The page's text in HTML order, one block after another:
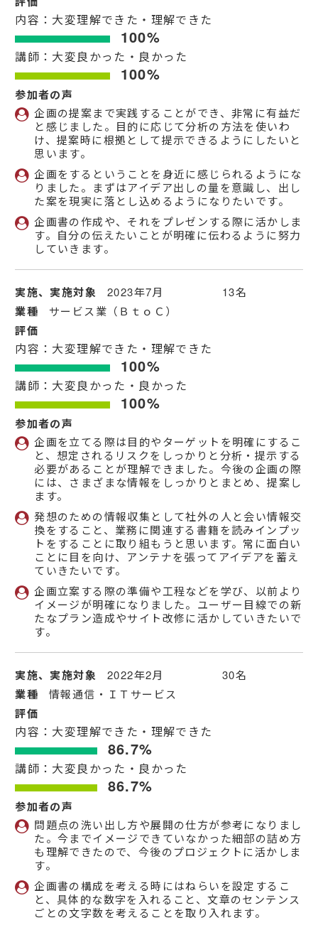
内容：大変理解できた・理解できた
100%
講師：大変良かった・良かった
100%
参加者の声
企画の提案まで実践することができ、非常に有益だ
と感じました。目的に応じて分析の方法を使いわ
け、提案時に根拠として提示できるようにしたいと
思います。
企画をするということを身近に感じられるようにな
りました。まずはアイデア出しの量を意識し、出し
た案を現実に落とし込めるようになりたいです。
企画書の作成や、それをプレゼンする際に活かしま
す。自分の伝えたいことが明確に伝わるように努力
していきます。
実施、実施対象 2023年7月 13名
業種 サービス業（ＢｔｏＣ）
評価
内容：大変理解できた・理解できた
100%
講師：大変良かった・良かった
100%
参加者の声
企画を立てる際は目的やターゲットを明確にするこ
と、想定されるリスクをしっかりと分析・提示する
必要があることが理解できました。今後の企画の際
には、さまざまな情報をしっかりとまとめ、提案し
ます。
発想のための情報収集として社外の人と会い情報交
換をすること、業務に関連する書籍を読みインプッ
トをすることに取り組もうと思います。常に面白い
ことに目を向け、アンテナを張ってアイデアを蓄え
ていきたいです。
企画立案する際の準備や工程などを学び、以前より
イメージが明確になりました。ユーザー目線での新
たなプラン造成やサイト改修に活かしていきたいで
す。
実施、実施対象 2022年2月 30名
業種 情報通信・ＩＴサービス
評価
内容：大変理解できた・理解できた
86.7%
講師：大変良かった・良かった
86.7%
参加者の声
問題点の洗い出し方や展開の仕方が参考になりまし
た。今までイメージできていなかった細部の詰め方
も理解できたので、今後のプロジェクトに活かしま
す。
企画書の構成を考える時にはねらいを設定するこ
と、具体的な数字を入れること、文章のセンテンス
ごとの文字数を考えることを取り入れます。